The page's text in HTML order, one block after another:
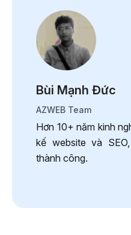
Bùi Mạnh Đức
AZWEB Team
Hơn 10+ năm kinh
kế website và
thành công.